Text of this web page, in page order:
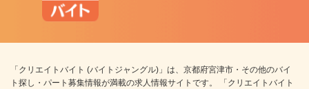
「クリエイトバイト (バイトジャングル)」は、京都府宮津市・その他のバイ
ト探し・パート募集情報が満載の求人情報サイトです。 「クリエイトバイト